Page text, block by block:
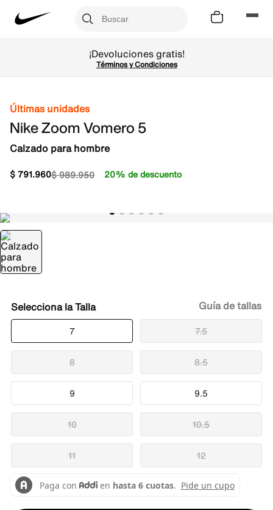
¡Devoluciones gratis!
Términos y Condiciones
Últimas unidades
Nike Zoom Vomero 5
Calzado para hombre
$989.950
$791.960 20% de descuento
Talla
7 7.5
8 8.5
9 9.5
10 10.5
11 12
Guía de tallas